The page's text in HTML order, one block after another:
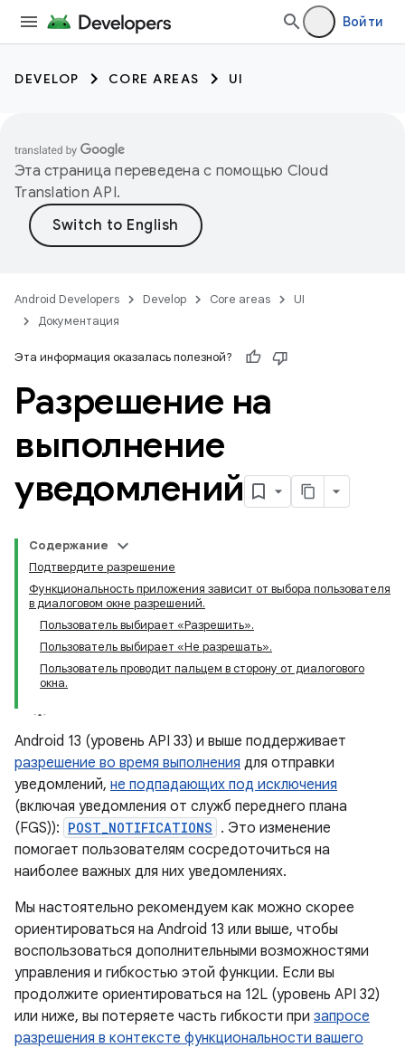
Войти
DEVELOP CORE AREAS UI
Эта страница переведена с помощью Cloud
Translation API.
Android Developers Develop Core areas
UI
Документация
Эта информация оказалась полезной?
Разрешение на
выполнение
уведомлений
Содержание
Подтвердите разрешение
Функциональность приложения зависит от выбора пользователя
в диалоговом окне разрешений.
Пользователь выбирает «Разрешить».
Пользователь выбирает «Не разрешать».
Пользователь проводит пальцем в сторону от диалогового
окна.
Android 13 (уровень API 33) и выше поддерживает
разрешение во время выполнения для отправки
уведомлений, не подпадающих под исключения
(включая уведомления от служб переднего плана
(FGS)): POST_NOTIFICATIONS . Это изменение
помогает пользователям сосредоточиться на
наиболее важных для них уведомлениях.
Мы настоятельно рекомендуем как можно скорее
ориентироваться на Android 13 или выше, чтобы
воспользоваться дополнительными возможностями
управления и гибкостью этой функции. Если вы
продолжите ориентироваться на 12L (уровень API 32)
или ниже, вы потеряете часть гибкости при запросе
разрешения в контексте функциональности вашего